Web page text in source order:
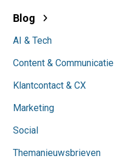
Blog
AI & Tech
Content & Communicatie
Klantcontact & CX
Marketing
Social
Themanieuwsbrieven